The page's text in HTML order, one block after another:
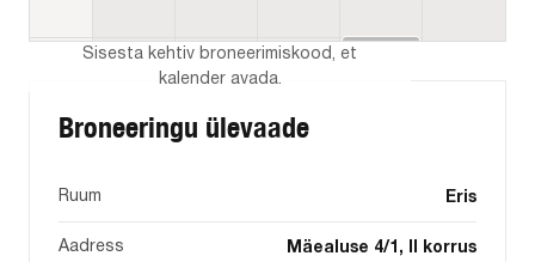
15:00
16:00
15:00 - 16:00
14:00 - 15:00
Sisesta kehtiv broneerimiskood, et
kalender avada.
Broneeringu ülevaade
Ruum Eris
Aadress Mäealuse 4/1, II korrus